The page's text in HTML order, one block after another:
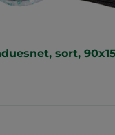
sort,